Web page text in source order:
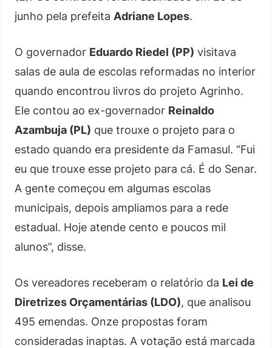
junho pela prefeita Adriane Lopes.
O governador Eduardo Riedel (PP) visitava
salas de aula de escolas reformadas no interior
quando encontrou livros do projeto Agrinho.
Ele contou ao ex-governador Reinaldo
Azambuja (PL) que trouxe o projeto para o
estado quando era presidente da Famasul. “Fui
eu que trouxe esse projeto para cá. É do Senar.
A gente começou em algumas escolas
municipais, depois ampliamos para a rede
estadual. Hoje atende cento e poucos mil
alunos”, disse.
Os vereadores receberam o relatório da Lei de
Diretrizes Orçamentárias (LDO), que analisou
495 emendas. Onze propostas foram
consideradas inaptas. A votação está marcada